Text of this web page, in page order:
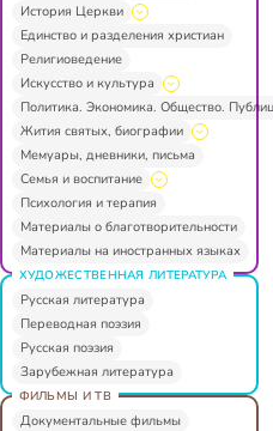
История Церкви
Единство и разделения христиан
Религиоведение
Искусство и культура
Политика. Экономика. Общество.
Жития святых, биографии
Мемуары, дневники, письма
Семья и воспитание
Психология и терапия
Материалы о благотворительности
Материалы на иностранных языках
ХУДОЖЕСТВЕННАЯ ЛИТЕРАТУРА
Русская литература
Переводная поэзия
Русская поэзия
Зарубежная литература
ФИЛЬМЫ И ТВ
Документальные фильмы